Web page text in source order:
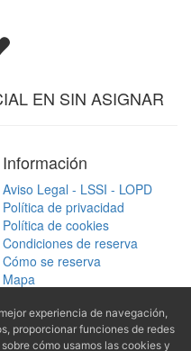
EN SIN ASIGNAR
Información
Aviso Legal - LSSI - LOPD
Política de privacidad
Política de cookies
Condiciones de reserva
Cómo se reserva
Mapa
(+34) 972 770
experiencia de navegación,
proporcionar funciones de redes
cómo usamos las cookies y